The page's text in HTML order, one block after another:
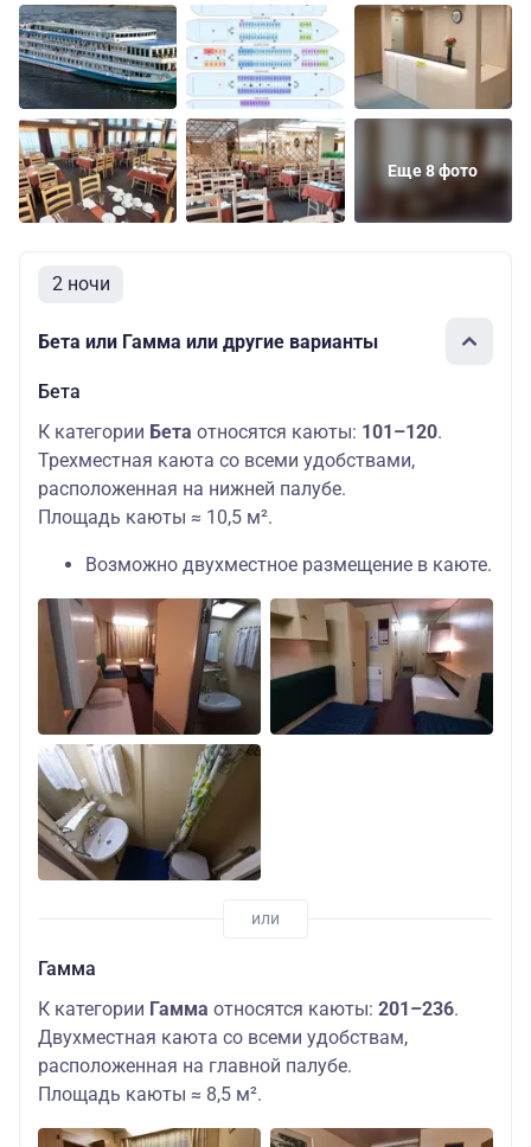
Еще 8 фото
2 ночи
Бета или Гамма или другие варианты
Бета
К категории Бета относятся каюты: 101–120.
Трехместная каюта со всеми удобствами,
расположенная на нижней палубе.
Площадь каюты ≈ 10,5 м².
Возможно двухместное размещение в каюте.
Гамма
К категории Гамма относятся каюты: 201–236.
Двухместная каюта со всеми удобствам,
расположенная на главной палубе.
Площадь каюты ≈ 8,5 м².